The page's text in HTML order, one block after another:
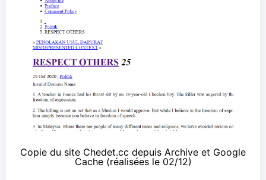
Copie du site Chedet.cc depuis Archive et Google
Cache (réalisées le 02/12)